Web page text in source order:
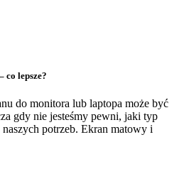
co lepsze?
do monitora lub laptopa może być
gdy nie jesteśmy pewni, jaki typ
potrzeb. Ekran matowy i